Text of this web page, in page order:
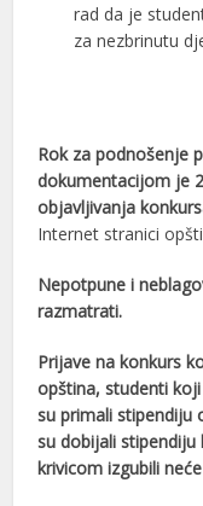
rad da je
za nezbrinutu
Rok za podnošenje
dokumentacijom je
objavljivanja
Internet stranici
Nepotpune i
razmatrati.
Prijave na konkurs
opština, studenti
su primali stipendiju
su dobijali
krivicom izgubili